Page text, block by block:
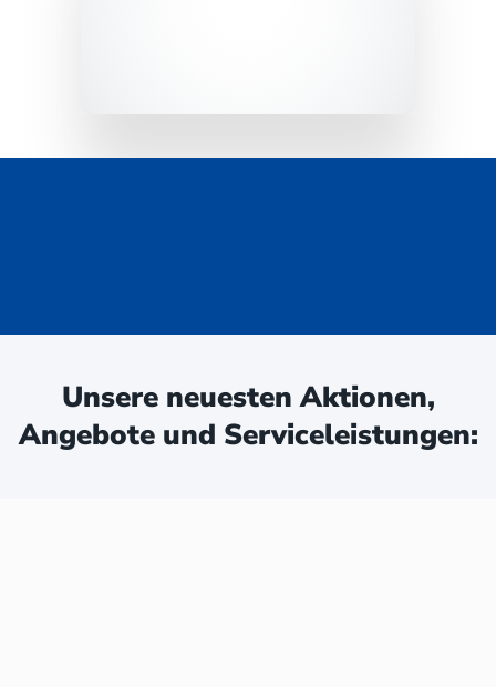
Unsere neuesten Aktionen,
Angebote und Serviceleistungen: